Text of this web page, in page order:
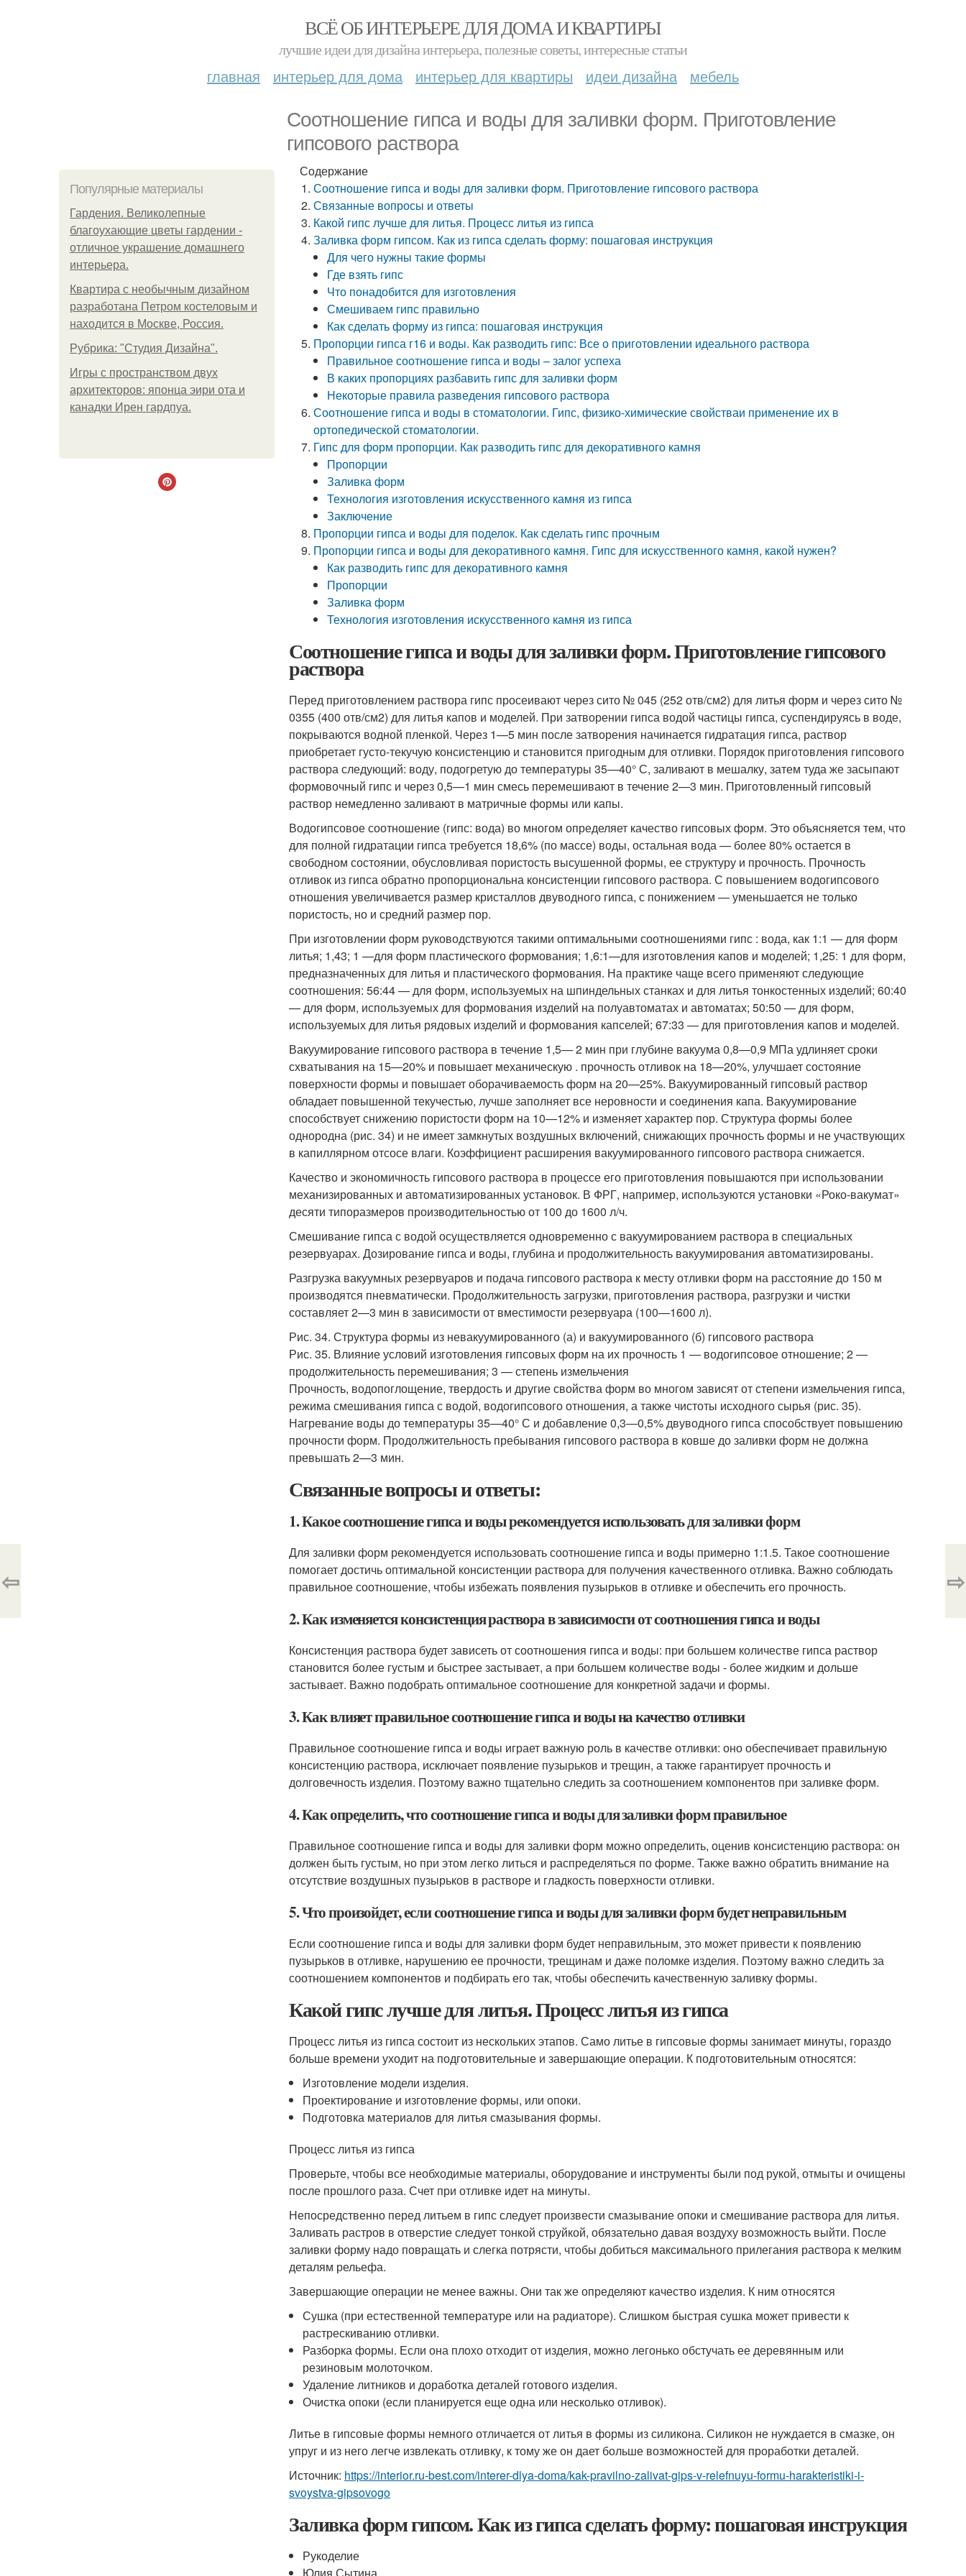
ВСЁ ОБ ИНТЕРЬЕРЕ ДЛЯ ДОМА И КВАРТИРЫ
лучшие идеи для дизайна интерьера, полезные советы, интересные статьи
главная интерьер для дома интерьер для квартиры идеи дизайна мебель
Соотношение гипса и воды для заливки форм. Приготовление
гипсового раствора
Популярные материалы
Гардения. Великолепные
благоухающие цветы гардении -
отличное украшение домашнего
интерьера.
Квартира с необычным дизайном
разработана Петром костеловым и
находится в Москве, Россия.
Рубрика: "Студия Дизайна".
Игры с пространством двух
архитекторов: японца эири ота и
канадки Ирен гардпуа.
Содержание
Соотношение гипса и воды для заливки форм. Приготовление гипсового раствора
Связанные вопросы и ответы
Какой гипс лучше для литья. Процесс литья из гипса
Заливка форм гипсом. Как из гипса сделать форму: пошаговая инструкция
Для чего нужны такие формы
Где взять гипс
Что понадобится для изготовления
Смешиваем гипс правильно
Как сделать форму из гипса: пошаговая инструкция
Пропорции гипса г16 и воды. Как разводить гипс: Все о приготовлении идеального раствора
Правильное соотношение гипса и воды – залог успеха
В каких пропорциях разбавить гипс для заливки форм
Некоторые правила разведения гипсового раствора
Соотношение гипса и воды в стоматологии. Гипс, физико-химические свойстваи применение их в
ортопедической стоматологии.
Гипс для форм пропорции. Как разводить гипс для декоративного камня
Пропорции
Заливка форм
Технология изготовления искусственного камня из гипса
Заключение
Пропорции гипса и воды для поделок. Как сделать гипс прочным
Пропорции гипса и воды для декоративного камня. Гипс для искусственного камня, какой нужен?
Как разводить гипс для декоративного камня
Пропорции
Заливка форм
Технология изготовления искусственного камня из гипса
Соотношение гипса и воды для заливки форм. Приготовление гипсового
раствора
Перед приготовлением раствора гипс просеивают через сито № 045 (252 отв/см2) для литья форм и через сито №
0355 (400 отв/см2) для литья капов и моделей. При затворении гипса водой частицы гипса, суспендируясь в воде,
покрываются водной пленкой. Через 1—5 мин после затворения начинается гидратация гипса, раствор
приобретает густо-текучую консистенцию и становится пригодным для отливки. Порядок приготовления гипсового
раствора следующий: воду, подогретую до температуры 35—40° С, заливают в мешалку, затем туда же засыпают
формовочный гипс и через 0,5—1 мин смесь перемешивают в течение 2—3 мин. Приготовленный гипсовый
раствор немедленно заливают в матричные формы или капы.
Водогипсовое соотношение (гипс: вода) во многом определяет качество гипсовых форм. Это объясняется тем, что
для полной гидратации гипса требуется 18,6% (по массе) воды, остальная вода — более 80% остается в
свободном состоянии, обусловливая пористость высушенной формы, ее структуру и прочность. Прочность
отливок из гипса обратно пропорциональна консистенции гипсового раствора. С повышением водогипсового
отношения увеличивается размер кристаллов двуводного гипса, с понижением — уменьшается не только
пористость, но и средний размер пор.
При изготовлении форм руководствуются такими оптимальными соотношениями гипс : вода, как 1:1 — для форм
литья; 1,43; 1 —для форм пластического формования; 1,6:1—для изготовления капов и моделей; 1,25: 1 для форм,
предназначенных для литья и пластического формования. На практике чаще всего применяют следующие
соотношения: 56:44 — для форм, используемых на шпиндельных станках и для литья тонкостенных изделий; 60:40
— для форм, используемых для формования изделий на полуавтоматах и автоматах; 50:50 — для форм,
используемых для литья рядовых изделий и формования капселей; 67:33 — для приготовления капов и моделей.
Вакуумирование гипсового раствора в течение 1,5— 2 мин при глубине вакуума 0,8—0,9 МПа удлиняет сроки
схватывания на 15—20% и повышает механическую . прочность отливок на 18—20%, улучшает состояние
поверхности формы и повышает оборачиваемость форм на 20—25%. Вакуумированный гипсовый раствор
обладает повышенной текучестью, лучше заполняет все неровности и соединения капа. Вакуумирование
способствует снижению пористости форм на 10—12% и изменяет характер пор. Структура формы более
однородна (рис. 34) и не имеет замкнутых воздушных включений, снижающих прочность формы и не участвующих
в капиллярном отсосе влаги. Коэффициент расширения вакуумированного гипсового раствора снижается.
Качество и экономичность гипсового раствора в процессе его приготовления повышаются при использовании
механизированных и автоматизированных установок. В ФРГ, например, используются установки «Роко-вакумат»
десяти типоразмеров производительностью от 100 до 1600 л/ч.
Смешивание гипса с водой осуществляется одновременно с вакуумированием раствора в специальных
резервуарах. Дозирование гипса и воды, глубина и продолжительность вакуумирования автоматизированы.
Разгрузка вакуумных резервуаров и подача гипсового раствора к месту отливки форм на расстояние до 150 м
производятся пневматически. Продолжительность загрузки, приготовления раствора, разгрузки и чистки
составляет 2—3 мин в зависимости от вместимости резервуара (100—1600 л).
Рис. 34. Структура формы из невакуумированного (а) и вакуумированного (б) гипсового раствора
Рис. 35. Влияние условий изготовления гипсовых форм на их прочность 1 — водогипсовое отношение; 2 —
продолжительность перемешивания; 3 — степень измельчения
Прочность, водопоглощение, твердость и другие свойства форм во многом зависят от степени измельчения гипса,
режима смешивания гипса с водой, водогипсового отношения, а также чистоты исходного сырья (рис. 35).
Нагревание воды до температуры 35—40° С и добавление 0,3—0,5% двуводного гипса способствует повышению
прочности форм. Продолжительность пребывания гипсового раствора в ковше до заливки форм не должна
превышать 2—3 мин.
Связанные вопросы и ответы:
1. Какое соотношение гипса и воды рекомендуется использовать для заливки форм
Для заливки форм рекомендуется использовать соотношение гипса и воды примерно 1:1.5. Такое соотношение
помогает достичь оптимальной консистенции раствора для получения качественного отливка. Важно соблюдать
правильное соотношение, чтобы избежать появления пузырьков в отливке и обеспечить его прочность.
2. Как изменяется консистенция раствора в зависимости от соотношения гипса и воды
Консистенция раствора будет зависеть от соотношения гипса и воды: при большем количестве гипса раствор
становится более густым и быстрее застывает, а при большем количестве воды - более жидким и дольше
застывает. Важно подобрать оптимальное соотношение для конкретной задачи и формы.
3. Как влияет правильное соотношение гипса и воды на качество отливки
Правильное соотношение гипса и воды играет важную роль в качестве отливки: оно обеспечивает правильную
консистенцию раствора, исключает появление пузырьков и трещин, а также гарантирует прочность и
долговечность изделия. Поэтому важно тщательно следить за соотношением компонентов при заливке форм.
4. Как определить, что соотношение гипса и воды для заливки форм правильное
Правильное соотношение гипса и воды для заливки форм можно определить, оценив консистенцию раствора: он
должен быть густым, но при этом легко литься и распределяться по форме. Также важно обратить внимание на
отсутствие воздушных пузырьков в растворе и гладкость поверхности отливки.
5. Что произойдет, если соотношение гипса и воды для заливки форм будет неправильным
Если соотношение гипса и воды для заливки форм будет неправильным, это может привести к появлению
пузырьков в отливке, нарушению ее прочности, трещинам и даже поломке изделия. Поэтому важно следить за
соотношением компонентов и подбирать его так, чтобы обеспечить качественную заливку формы.
Какой гипс лучше для литья. Процесс литья из гипса
Процесс литья из гипса состоит из нескольких этапов. Само литье в гипсовые формы занимает минуты, гораздо
больше времени уходит на подготовительные и завершающие операции. К подготовительным относятся:
Изготовление модели изделия.
Проектирование и изготовление формы, или опоки.
Подготовка материалов для литья смазывания формы.
Процесс литья из гипса
Проверьте, чтобы все необходимые материалы, оборудование и инструменты были под рукой, отмыты и очищены
после прошлого раза. Счет при отливке идет на минуты.
Непосредственно перед литьем в гипс следует произвести смазывание опоки и смешивание раствора для литья.
Заливать растров в отверстие следует тонкой струйкой, обязательно давая воздуху возможность выйти. После
заливки форму надо повращать и слегка потрясти, чтобы добиться максимального прилегания раствора к мелким
деталям рельефа.
Завершающие операции не менее важны. Они так же определяют качество изделия. К ним относятся
Сушка (при естественной температуре или на радиаторе). Слишком быстрая сушка может привести к
растрескиванию отливки.
Разборка формы. Если она плохо отходит от изделия, можно легонько обстучать ее деревянным или
резиновым молоточком.
Удаление литников и доработка деталей готового изделия.
Очистка опоки (если планируется еще одна или несколько отливок).
Литье в гипсовые формы немного отличается от литья в формы из силикона. Силикон не нуждается в смазке, он
упруг и из него легче извлекать отливку, к тому же он дает больше возможностей для проработки деталей.
Источник: https://interior.ru-best.com/interer-dlya-doma/kak-pravilno-zalivat-gips-v-relefnuyu-formu-harakteristiki-i-
svoystva-gipsovogo
Заливка форм гипсом. Как из гипса сделать форму: пошаговая инструкция
Рукоделие
⇦ ⇨